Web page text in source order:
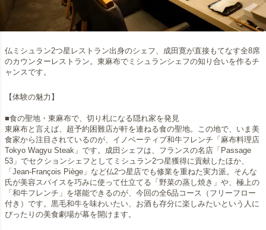
仏ミシュラン2つ星レストラン出身のシェフ、成田寛が直接もてなす全8席
のカウンターレストラン。東麻布でミシュランシェフの知り合いを作るチ
ャンスです。
【体験の魅力】
■食の聖地・東麻布で、切り札になる隠れ家を発見
東麻布と言えば、超予約困難店が軒を連ねる食の聖地。この地で、いま美
食家から注目されているのが、イノベーティブ和牛フレンチ「麻布料理店
Tokyo Wagyu Steak」です。成田シェフは、フランスの名店「Passage
53」でセクションシェフとしてミシュラン2つ星獲得に貢献したほか、
「Jean-François Piège」など仏2つ星店でも修業を重ねた実力派。そんな
氏が美容スパイスを巧みに使って仕立てる「野菜の蒸し焼き」や、極上の
「和牛フレンチ」を堪能できるのが、今回の全6品コース（フリーフロー
付き）です。黒毛和牛を味わいたい、お酒も存分に楽しみたいという人に
ぴったりの美食劇場が幕を開けます。